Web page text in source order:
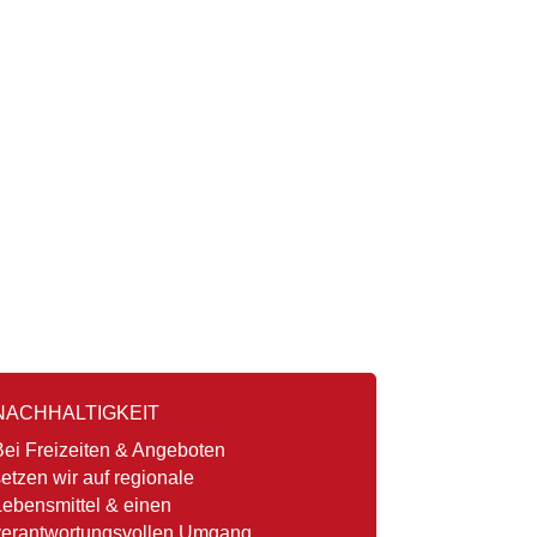
Freizeiten & Angeboten
wir auf regionale
& einen
Umgang